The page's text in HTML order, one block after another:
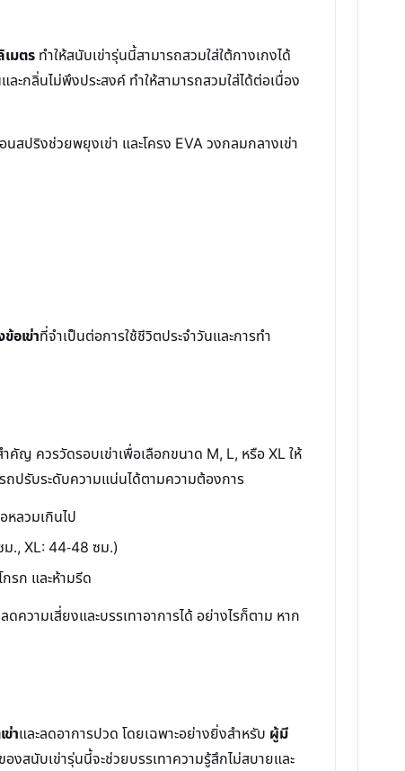
มตร ทำให้สนับเข่ารุ่นนี้สามารถสวมใส่ใต้กางเกงได้
กลิ่นไม่พึงประสงค์ ทำให้สามารถสวมใส่ได้ต่อเนื่อง
ปริงช่วยพยุงเข่า และโครง EVA วงกลมกลางเข่า
อเข่าที่จำเป็นต่อการใช้ชีวิตประจำวันและการทำ
คัญ ควรวัดรอบเข่าเพื่อเลือกขนาด M, L, หรือ XL ให้
ถปรับระดับความแน่นได้ตามความต้องการ
หลวมเกินไป
ม., XL: 44-48 ซม.)
รก และห้ามรีด
ความเสี่ยงและบรรเทาอาการได้ อย่างไรก็ตาม หาก
าและลดอาการปวด โดยเฉพาะอย่างยิ่งสำหรับ ผู้มี
งสนับเข่ารุ่นนี้จะช่วยบรรเทาความรู้สึกไม่สบายและ